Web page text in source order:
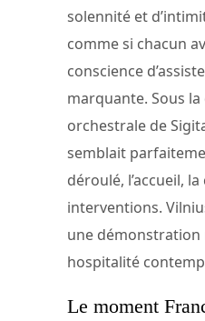
solennité et
comme si chacun
conscience
marquante. Sous
orchestrale de
semblait
déroulé, l’accueil,
interventions.
une démonstration
hospitalité
Le moment